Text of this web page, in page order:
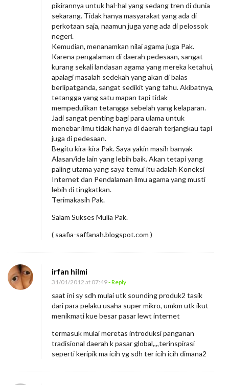
pikirannya untuk hal-hal yang sedang tren di dunia
sekarang. Tidak hanya masyarakat yang ada di
perkotaan saja, naamun juga yang ada di pelossok
negeri.
Kemudian, menanamkan nilai agama juga Pak.
Karena pengalaman di daerah pedesaan, sangat
kurang sekali landasan agama yang mereka ketahui,
apalagi masalah sedekah yang akan di balas
berlipatganda, sangat sedikit yang tahu. Akibatnya,
tetangga yang satu mapan tapi tidak
mempedulikan tetangga sebelah yang kelaparan.
Jadi sangat penting bagi para ulama untuk
menebar ilmu tidak hanya di daerah terjangkau tapi
juga di pedesaan.
Begitu kira-kira Pak. Saya yakin masih banyak
Alasan/ide lain yang lebih baik. Akan tetapi yang
paling utama yang saya temui itu adalah Koneksi
Internet dan Pendalaman ilmu agama yang musti
lebih di tingkatkan.
Terimakasih Pak.
Salam Sukses Mulia Pak.
( saafia-saffanah.blogspot.com )
irfan hilmi
31/01/2012 at 07:49- Reply
saat ini sy sdh mulai utk sounding produk2 tasik
dari para pelaku usaha super mikro, umkm utk ikut
menikmati kue besar pasar lewt internet
termasuk mulai meretas introduksi panganan
tradisional daerah k pasar global,,,,terinspirasi
seperti keripik ma icih yg sdh ter icih icih dimana2